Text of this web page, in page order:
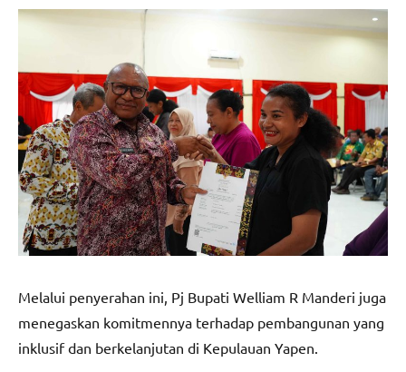
Melalui penyerahan ini, Pj Bupati Welliam R Manderi juga
menegaskan komitmennya terhadap pembangunan yang
inklusif dan berkelanjutan di Kepulauan Yapen.